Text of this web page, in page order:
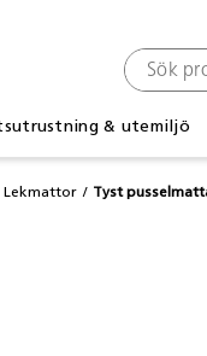
& utemiljö
Lekmattor Tyst